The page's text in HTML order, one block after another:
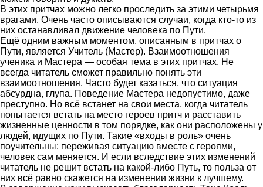
В этих притчах можно легко проследить за этими четырьмя
врагами. Очень часто описываются случаи, когда кто-то из
них останавливал движение человека по Пути.
Ещё одним важным моментом, описанным в притчах о
Пути, является Учитель (Мастер). Взаимоотношения
ученика и Мастера — особая тема в этих притчах. Не
всегда читатель сможет правильно понять эти
взаимоотношения. Часто будет казаться, что ситуация
абсурдна, глупа. Поведение Мастера недопустимо, даже
преступно. Но всё встанет на свои места, когда читатель
попытается встать на место героев притч и расставить
жизненные ценности в том порядке, как они расположены у
людей, идущих по Пути. Такие «входы в роль» очень
поучительны: переживая ситуацию вместе с героями,
человек сам меняется. И если вследствие этих изменений
читатель не решит встать на какой-либо Путь, то польза от
них всё равно скажется на изменении жизни к лучшему.